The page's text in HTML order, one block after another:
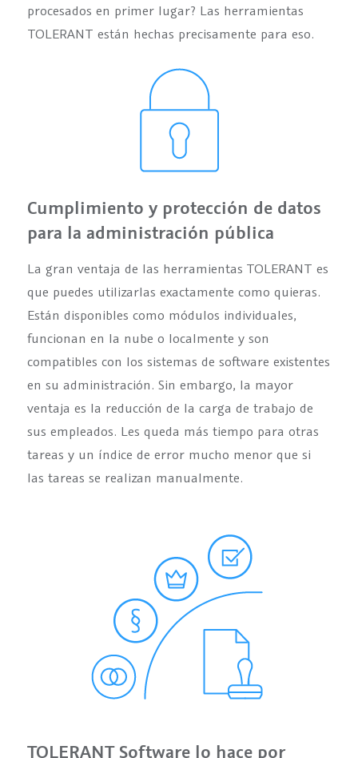
procesados en primer lugar? Las herramientas
TOLERANT están hechas precisamente para eso.
Cumplimiento y protección de datos
para la administración pública
La gran ventaja de las herramientas TOLERANT es
que puedes utilizarlas exactamente como quieras.
Están disponibles como módulos individuales,
funcionan en la nube o localmente y son
compatibles con los sistemas de software existentes
en su administración. Sin embargo, la mayor
ventaja es la reducción de la carga de trabajo de
sus empleados. Les queda más tiempo para otras
tareas y un índice de error mucho menor que si
las tareas se realizan manualmente.
TOLERANT Software lo hace por